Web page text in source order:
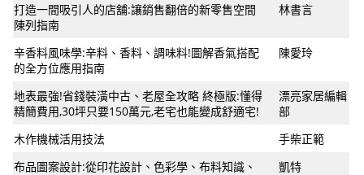
打造一間吸引人的店舖:讓銷售翻倍的新零售空間
陳列指南
林書言
辛香料風味學:辛料、香料、調味料!圖解香氣搭配
的全方位應用指南
陳愛玲
地表最強!省錢裝潢中古、老屋全攻略 終極版:懂得
精簡費用,30坪只要150萬元,老宅也能變成舒適宅!
漂亮家居編輯
部
木作機械活用技法
手柴正範
布品圖案設計:從印花設計、色彩學、布料知識、
凱特